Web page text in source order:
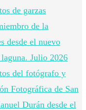
de garzas
de la
desde el nuevo
Julio 2026
del fotógrafo y
Fotográfica de San
Durán desde el